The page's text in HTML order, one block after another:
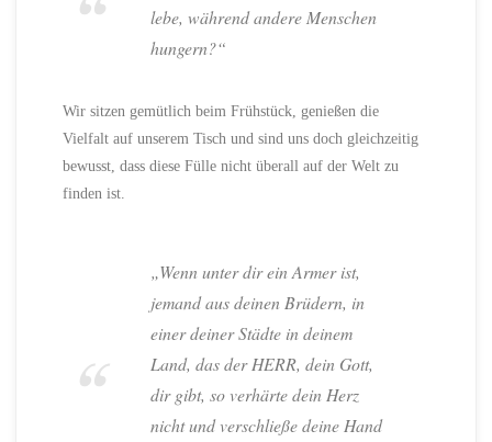
lebe, während andere Menschen
hungern?“
Wir sitzen gemütlich beim Frühstück, genießen die
Vielfalt auf unserem Tisch und sind uns doch gleichzeitig
bewusst, dass diese Fülle nicht überall auf der Welt zu
finden ist.
„Wenn unter dir ein Armer ist,
jemand aus deinen Brüdern, in
einer deiner Städte in deinem
Land, das der HERR, dein Gott,
dir gibt, so verhärte dein Herz
nicht und verschließe deine Hand